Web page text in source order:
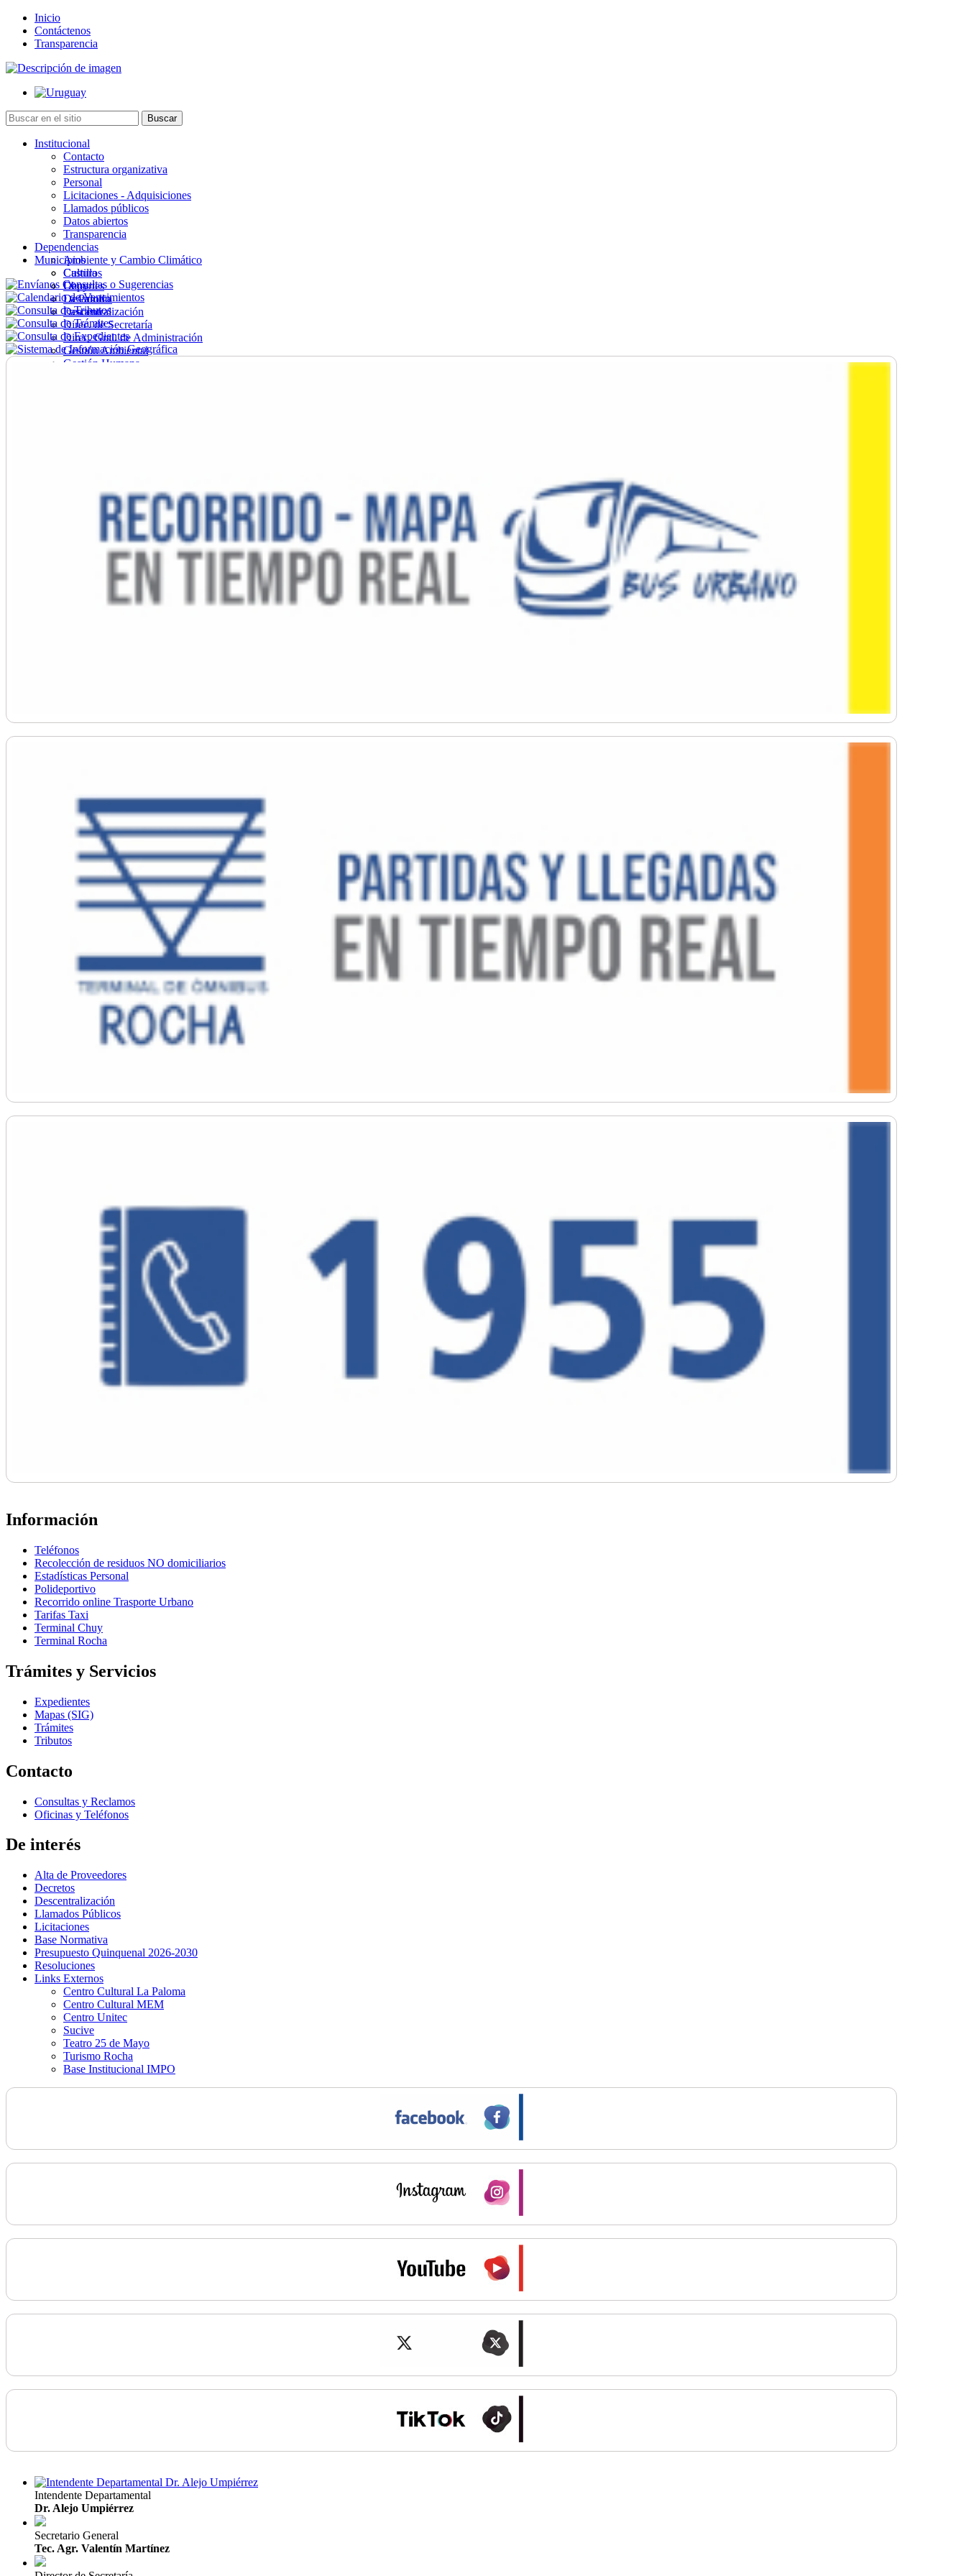
Inicio
Contáctenos
Transparencia
Institucional
Contacto
Estructura organizativa
Personal
Licitaciones - Adquisiciones
Llamados públicos
Datos abiertos
Transparencia
Dependencias
Ambiente y Cambio Climático
Cultura
Deportes
Desarrollo
Descentralización
Direc. de Secretaría
Direc. Gral. de Administración
Gestión Ambiental
Gestión Humana
Municipios
Castillos
Chuy
La Paloma
Lascano
Información
Teléfonos
Recolección de residuos NO domiciliarios
Estadísticas Personal
Polideportivo
Recorrido online Trasporte Urbano
Tarifas Taxi
Terminal Chuy
Terminal Rocha
Trámites y Servicios
Expedientes
Mapas (SIG)
Trámites
Tributos
Contacto
Consultas y Reclamos
Oficinas y Teléfonos
De interés
Alta de Proveedores
Decretos
Descentralización
Llamados Públicos
Licitaciones
Base Normativa
Presupuesto Quinquenal 2026-2030
Resoluciones
Links Externos
Centro Cultural La Paloma
Centro Cultural MEM
Centro Unitec
Sucive
Teatro 25 de Mayo
Turismo Rocha
Base Institucional IMPO
Intendente Departamental
Dr. Alejo Umpiérrez
Secretario General
Tec. Agr. Valentín Martínez